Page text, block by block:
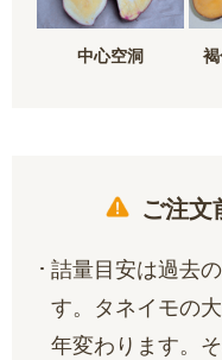
中心空洞
ご注文
詰量目安は過去
す。タネイモの
年変わります。